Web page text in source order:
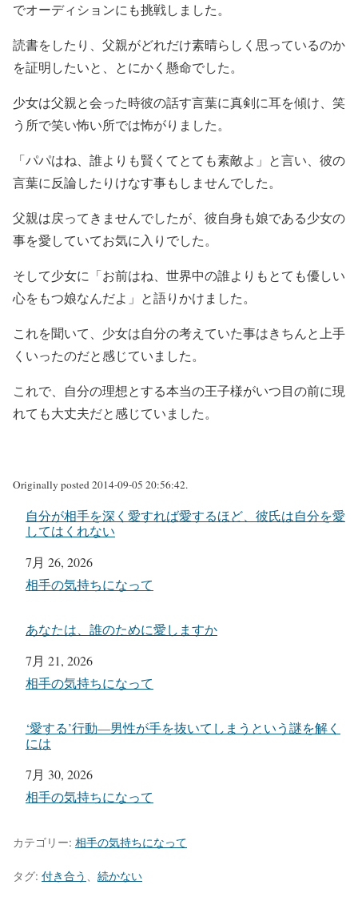
でオーディションにも挑戦しました。
読書をしたり、父親がどれだけ素晴らしく思っているのか
を証明したいと、とにかく懸命でした。
少女は父親と会った時彼の話す言葉に真剣に耳を傾け、笑
う所で笑い怖い所では怖がりました。
「パパはね、誰よりも賢くてとても素敵よ」と言い、彼の
言葉に反論したりけなす事もしませんでした。
父親は戻ってきませんでしたが、彼自身も娘である少女の
事を愛していてお気に入りでした。
そして少女に「お前はね、世界中の誰よりもとても優しい
心をもつ娘なんだよ」と語りかけました。
これを聞いて、少女は自分の考えていた事はきちんと上手
くいったのだと感じていました。
これで、自分の理想とする本当の王子様がいつ目の前に現
れても大丈夫だと感じていました。
Originally posted 2014-09-05 20:56:42.
自分が相手を深く愛すれば愛するほど、彼氏は自分を愛
してはくれない
日付
7月 26, 2026
関連理由
相手の気持ちになって
あなたは、誰のために愛しますか
日付
7月 21, 2026
関連理由
相手の気持ちになって
‘愛する’行動―男性が手を抜いてしまうという謎を解く
には
日付
7月 30, 2026
関連理由
相手の気持ちになって
カテゴリー: 相手の気持ちになって
タグ: 付き合う 続かない